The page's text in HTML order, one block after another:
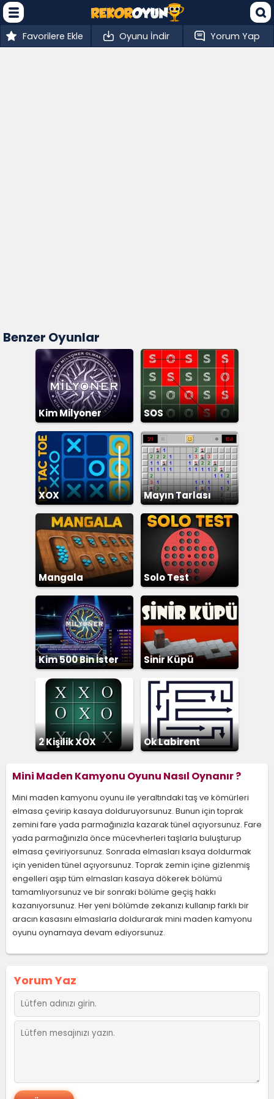
Favorilere Ekle Oyunu İndir Yorum Yap
Benzer Oyunlar
Kim Milyoner
Olmak İster
SOS
XOX Mayın Tarlası
Mangala Solo Test
Kim 500 Bin İster Sinir Küpü
2 Kişilik XOX
Ok Labirent
Mini Maden Kamyonu Oyunu Nasıl Oynanır ?
Mini maden kamyonu oyunu ile yeraltındaki taş ve kömürleri
elmasa çevirip kasaya dolduruyorsunuz. Bunun için toprak
zemini fare yada parmağınızla kazarak tünel açıyorsunuz. Fare
yada parmağınızla önce mücevherleri taşlarla buluşturup
elmasa çeviriyorsunuz. Sonrada elmasları ksaya doldurmak
için yeniden tünel açıyorsunuz. Toprak zemin içine gizlenmiş
engelleri aşıp tüm elmasları kasaya dökerek bölümü
tamamlıyorsunuz ve bir sonraki bölüme geçiş hakkı
kazanıyorsunuz. Her yeni bölümde zekanızı kullanıp farklı bir
aracın kasasını elmaslarla doldurarak mini maden kamyonu
oyunu oynamaya devam ediyorsunuz.
Yorum Yaz